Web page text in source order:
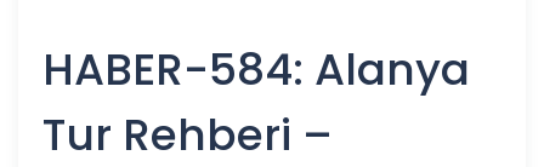
HABER-584: Alanya
Tur Rehberi –